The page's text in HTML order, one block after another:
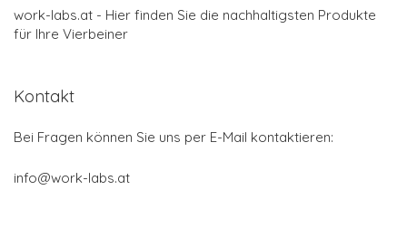
work-labs.at - Hier finden Sie die nachhaltigsten Produkte
für Ihre Vierbeiner
Kontakt
Bei Fragen können Sie uns per E-Mail kontaktieren:
info@work-labs.at